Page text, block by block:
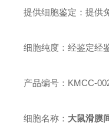
提供细胞鉴定：提供
细胞纯度：经鉴定经
产品编号：KMCC-
细胞名称： 大鼠滑膜